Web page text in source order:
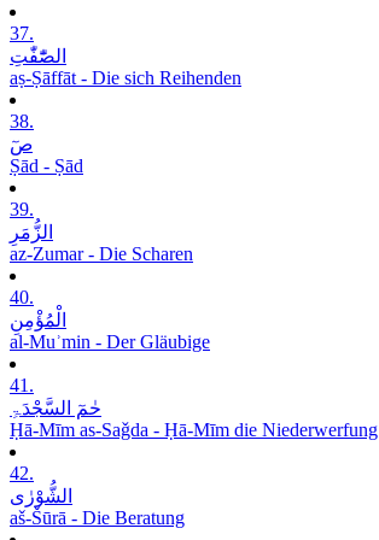
37.
الصّٰٓفّٰتِ
aṣ-Ṣāffāt - Die sich Reihenden
38.
صٓ
Ṣād - Ṣād
39.
الزُّمَرِ
az-Zumar - Die Scharen
40.
الْمُؤْمِنِ
al-Muʾmin - Der Gläubige
41.
حٰمٓ السَّجْدَۃِ
Ḥā-Mīm as-Saǧda - Ḥā-Mīm die Niederwerfung
42.
الشُّوْرٰی
aš-Šūrā - Die Beratung